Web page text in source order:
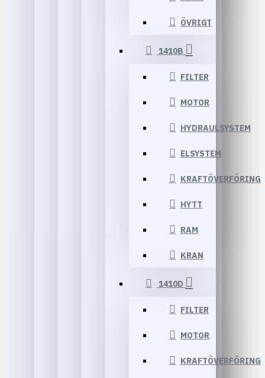
ÖVRIGT
1410B
FILTER
MOTOR
HYDRAULSYSTEM
ELSYSTEM
KRAFTÖVERFÖRING
HYTT
RAM
KRAN
1410D
FILTER
MOTOR
KRAFTÖVERFÖRING